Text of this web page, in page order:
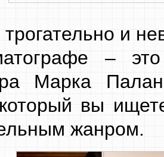
и
–
Марка
вы
жанром.